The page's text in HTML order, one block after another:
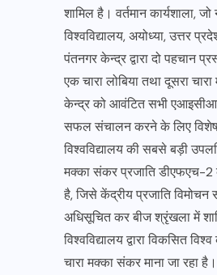
शामिल है। वर्तमान कार्यशाला,
विश्वविद्यालय, अयोध्या, उत्तर
पंतनगर केन्द्र द्वारा दो पहचान
एक चारा लोबिया तथा दूसरा
केन्द्र को आवंटित सभी
सफल संचालन करने के लिए विशेष
विश्वविद्यालय की सबसे बड़ी
मक्का संकर प्रजाति डीएफएच-2
है, जिसे केंद्रीय प्रजाति विमोचन
अधिसूचित कर बीज श्रृंखला में
विश्वविद्यालय द्वारा विकसित
चारा मक्का संकर माना जा रहा